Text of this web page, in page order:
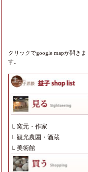
クリックでgoogle mapが開きま
す。
Ｌ 窯元・作家
Ｌ 観光農園・酒蔵
Ｌ 美術館